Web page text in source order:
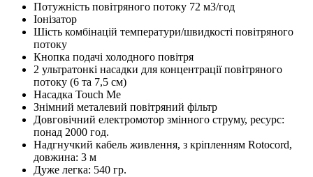
Потужність повітряного потоку 72 м3/год
Іонізатор
Шість комбінацій температури/швидкості повітряного
потоку
Кнопка подачі холодного повітря
2 ультратонкі насадки для концентрації повітряного
потоку (6 та 7,5 см)
Насадка Touch Me
Знімний металевий повітряний фільтр
Довговічний електромотор змінного струму, ресурс:
понад 2000 год.
Надгнучкий кабель живлення, з кріпленням Rotocord,
довжина: 3 м
Дуже легка: 540 гр.